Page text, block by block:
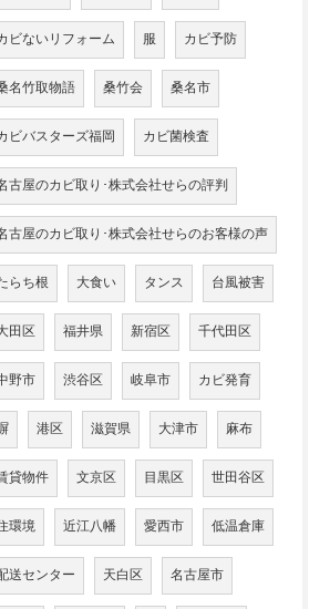
ビないリフォーム 服 カビ予防
名竹取物語 桑竹会 桑名市
ビバスターズ福岡 カビ菌検査
古屋のカビ取り･株式会社せらの評判
古屋のカビ取り･株式会社せらのお客様の声
らち根 大食い タンス 台風被害
田区 福井県 新宿区 千代田区
野市 渋谷区 岐阜市 カビ発育
港区 滋賀県 大津市 麻布
貸物件 文京区 目黒区 世田谷区
環境 近江八幡 愛西市 低温倉庫
送センター 天白区 名古屋市